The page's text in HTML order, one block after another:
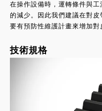
在操作設備時，運轉條件與
的減少。因此我們建議在對
要有預防性維護計畫來增加對
技術規格